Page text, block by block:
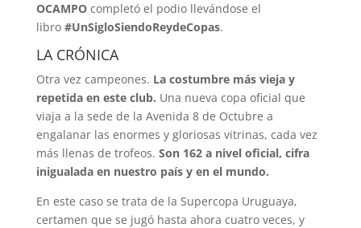
OCAMPO completó el podio llevándose el
libro #UnSigloSiendoReydeCopas.
LA CRÓNICA
Otra vez campeones. La costumbre más vieja y
repetida en este club. Una nueva copa oficial que
viaja a la sede de la Avenida 8 de Octubre a
engalanar las enormes y gloriosas vitrinas, cada vez
más llenas de trofeos. Son 162 a nivel oficial, cifra
inigualada en nuestro país y en el mundo.
En este caso se trata de la Supercopa Uruguaya,
certamen que se jugó hasta ahora cuatro veces, y